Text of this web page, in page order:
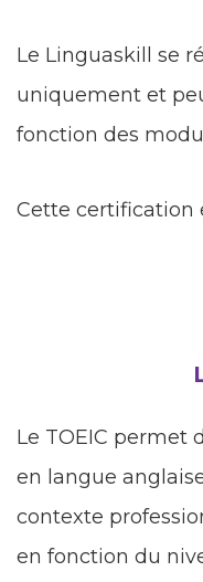
Le Linguaskill se
uniquement et
fonction des
Cette certification
Le TOEIC permet
en langue
contexte
en fonction du